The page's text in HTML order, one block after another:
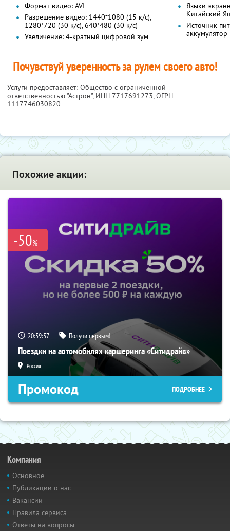
Формат видео: AVI
Разрешение видео: 1440*1080 (15 к/с),
1280*720 (30 к/с), 640*480 (30 к/с)
Увеличение: 4-кратный цифровой зум
Языки
Китайский
Источник
аккумулятор
Почувствуй уверенность за рулем своего авто!
Услуги предоставляет: Общество с ограниченной
ответственностью "Астрон", ИНН 7717691273, ОГРН
1117746030820
Похожие акции:
-50%
20:59:56 Получи первым!
Поездки на автомобилях каршеринга «Ситидрайв»
Россия
Промокод ПОДРОБНЕЕ
Компания
Основное
Публикации о нас
Вакансии
Правила сервиса
Ответы на вопросы